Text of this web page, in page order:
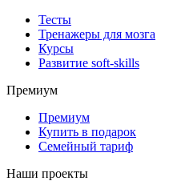
Тесты
Тренажеры для мозга
Курсы
Развитие soft-skills
Премиум
Премиум
Купить в подарок
Семейный тариф
Наши проекты